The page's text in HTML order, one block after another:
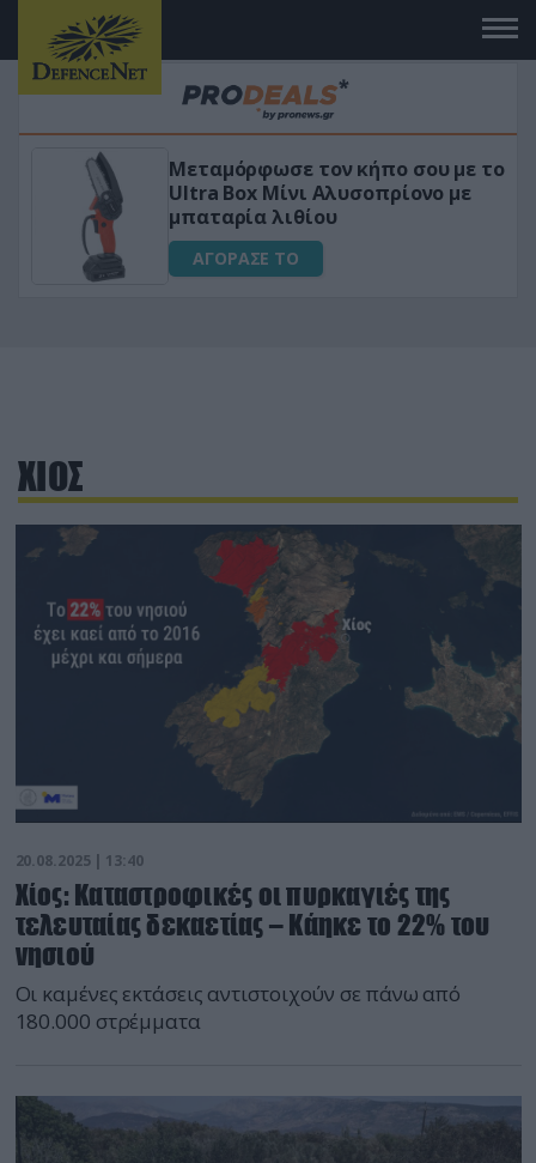
Μεταμόρφωσε τον κήπο σου με το
Ultra Box Μίνι Αλυσοπρίονο με
μπαταρία λιθίου
ΑΓΟΡΑΣΕ ΤΟ
ΧΙΟΣ
20.08.2025 | 13:40
Χίος: Καταστροφικές οι πυρκαγιές της
τελευταίας δεκαετίας – Κάηκε το 22% του
νησιού
Οι καμένες εκτάσεις αντιστοιχούν σε πάνω από
180.000 στρέμματα